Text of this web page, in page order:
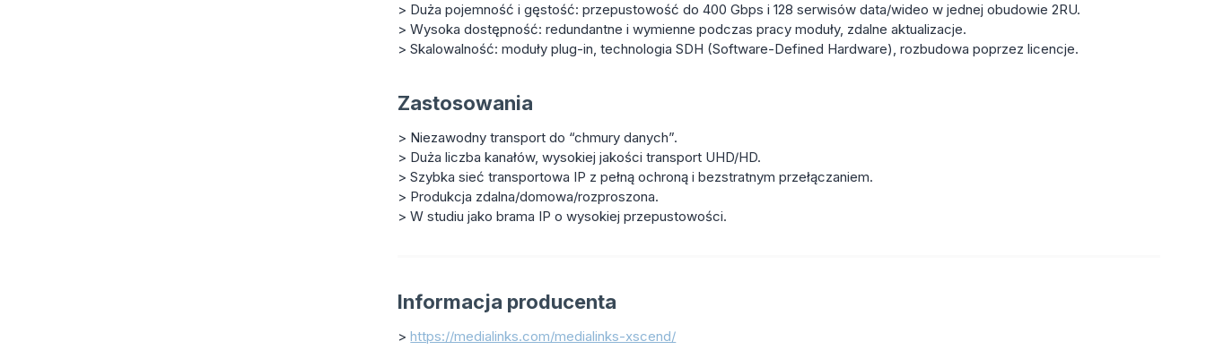
> Duża pojemność i gęstość: przepustowość do 400 Gbps i 128 serwisów data/wideo w jednej obudowie 2RU.
> Wysoka dostępność: redundantne i wymienne podczas pracy moduły, zdalne aktualizacje.
> Skalowalność: moduły plug-in, technologia SDH (Software-Defined Hardware), rozbudowa poprzez licencje.
Zastosowania
> Niezawodny transport do “chmury danych”.
> Duża liczba kanałów, wysokiej jakości transport UHD/HD.
> Szybka sieć transportowa IP z pełną ochroną i bezstratnym przełączaniem.
> Produkcja zdalna/domowa/rozproszona.
> W studiu jako brama IP o wysokiej przepustowości.
Informacja producenta
>https://medialinks.com/medialinks-xscend/